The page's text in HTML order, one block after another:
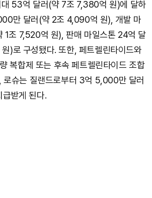
대 53억 달러(약 7조 7,380억 원)에 달하
만 달러(약 2조 4,090억 원), 개발 마
1조 7,520억 원), 판매 마일스톤 24억 달
)로 구성됐다. 또한, 페트렐린타이드와
복합제 또는 후속 페트렐린타이드 조합
로슈는 질랜드로부터 3억 5,000만 달러
급받게 된다.